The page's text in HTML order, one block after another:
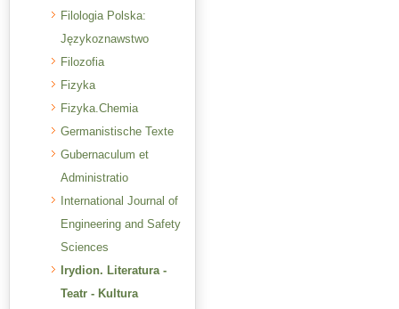
Filologia Polska:
Językoznawstwo
Filozofia
Fizyka
Fizyka.Chemia
Germanistische Texte
Gubernaculum et
Administratio
International Journal of
Engineering and Safety
Sciences
Irydion. Literatura -
Teatr - Kultura